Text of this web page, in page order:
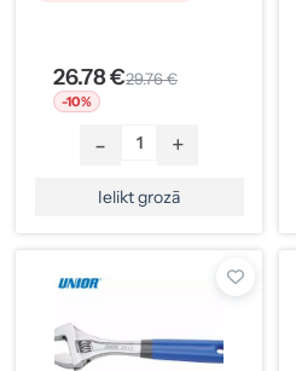
26.78 €29.76 €
-10%
- +
Ielikt grozā